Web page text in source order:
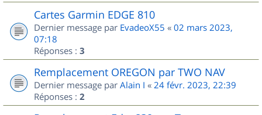
Cartes Garmin EDGE 810
Dernier message par EvadeoX55 « 02 mars 2023,
07:18
Réponses : 3
Remplacement OREGON par TWO NAV
Dernier message par Alain I « 24 févr. 2023, 22:39
Réponses : 2